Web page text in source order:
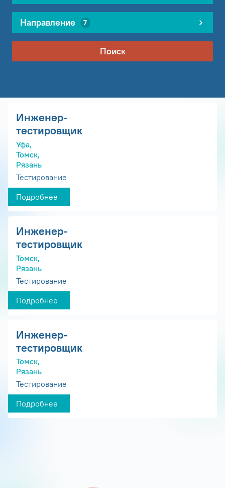
Направление 7
Поиск
Инженер-
тестировщик
Уфа,
Томск,
Рязань
Тестирование
Подробнее
Инженер-
тестировщик
Томск,
Рязань
Тестирование
Подробнее
Инженер-
тестировщик
Томск,
Рязань
Тестирование
Подробнее